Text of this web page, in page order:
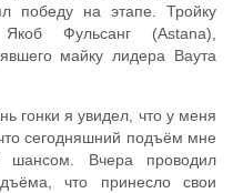
победу на этапе. Тройку
Фульсанг (Astana),
майку лидера Ваута
гонки я увидел, что у меня
сегодняшний подъём мне
шансом. Вчера проводил
что принесло свои